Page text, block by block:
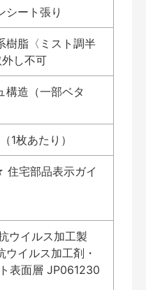
シート張り
樹脂〈ミスト調半
し不可
構造（一部ベタ
1枚あたり）
宅部品表示ガイ
ウイルス加工製
ウイルス加工剤・
表面層 JP061230